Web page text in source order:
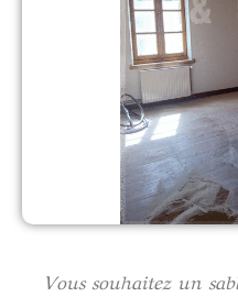
Vous souhaitez un